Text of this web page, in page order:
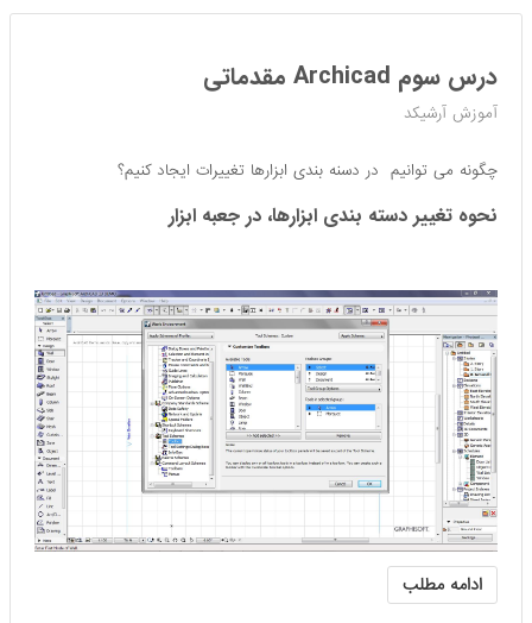
درس سوم Archicad مقدماتی
آموزش آرشیکد
چگونه می توانیم در دسنه بندی ابزارها تغییرات ایجاد کنیم؟
نحوه تغییر دسته بندی ابزار‌ها، در جعبه ابزار
ادامه مطلب